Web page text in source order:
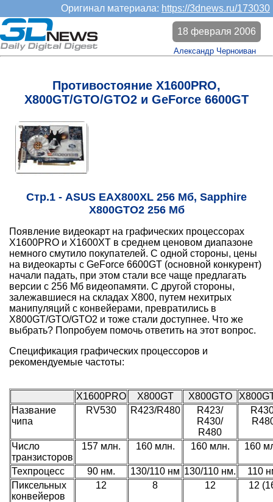
Оригинал материала: https://3dnews.ru/173030
Противостояние X1600PRO,
X800GT/GTO/GTO2 и GeForce 6600GT
18 февраля 2006
Александр Черноиван
Стр.1 - ASUS EAX800XL 256 Мб, Sapphire
X800GTO2 256 Мб
Появление видеокарт на графических процессорах
X1600PRO и X1600XT в среднем ценовом диапазоне
немного смутило покупателей. С одной стороны, цены
на видеокарты с GeForce 6600GT (основной конкурент)
начали падать, при этом стали все чаще предлагать
версии с 256 Мб видеопамяти. С другой стороны,
залежавшиеся на складах X800, путем нехитрых
манипуляций с конвейерами, превратились в
X800GT/GTO/GTO2 и тоже стали доступнее. Что же
выбрать? Попробуем помочь ответить на этот вопрос.
Спецификация графических процессоров и
рекомендуемые частоты:
X1600PRO X800GT X800GTO
Название
чипа
RV530 R423/R480
R423/
R430/
R480
Число
транзисторов
157 млн. 160 млн. 160 млн. 160
Техпроцесс 90 нм. 130/110 нм 130/110 нм.
110
Пиксельных
конвейеров
12 8 12 12